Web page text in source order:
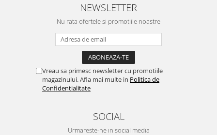
NEWSLETTER
Nu rata ofertele si promotiile noastre
Vreau sa primesc newsletter cu promotiile
magazinului. Afla mai multe in Politica de
Confidentialitate
SOCIAL
Urmareste-ne in social media